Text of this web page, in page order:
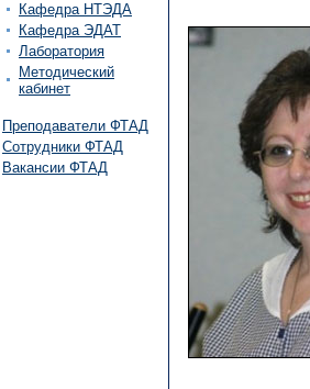
Кафедра НТЭДА
Кафедра ЭДАТ
Лаборатория
Методический
кабинет
Преподаватели ФТАД
Сотрудники ФТАД
Вакансии ФТАД